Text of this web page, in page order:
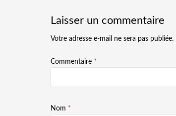
Laisser un commentaire
Votre adresse e-mail ne sera pas publiée.
Commentaire *
Nom *